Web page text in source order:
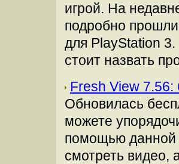
игрой. На
подробно
для PlayStation
стоит назвать
Fresh View
Обновилась
можете
помощью данной
смотреть видео,